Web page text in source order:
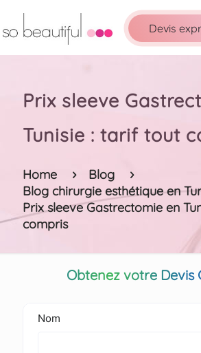
Devis
Prix sleeve
Tunisie : tarif tout
Home
Blog
Blog chirurgie esthétique en
Prix sleeve Gastrectomie en
compris
Obtenez votre Devis